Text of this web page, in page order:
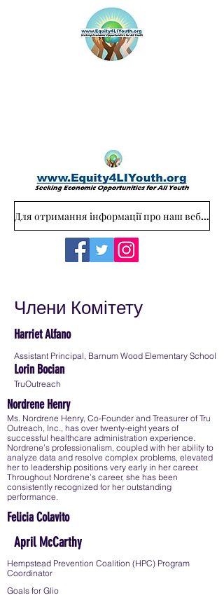
Для отримання інформації про наш веб-сайт звертайтеся за адресою: Equity4LIYouth@gmail.com
Члени Комітету
Harriet Alfano
Assistant Principal, Barnum Wood Elementary School
Lorin Bocian
TruOutreach
Nordrene Henry
Ms. Nordrene Henry, Co-Founder and Treasurer of Tru
Outreach, Inc., has over twenty-eight years of
successful healthcare administration experience.
Nordrene’s professionalism, coupled with her ability to
analyze data and resolve complex problems, elevated
her to leadership positions very early in her career.
Throughout Nordrene’s career, she has been
consistently recognized for her outstanding
performance.
Felicia Colavito
April McCarthy
Hempstead Prevention Coalition (HPC) Program
Coordinator
Goals for Glio